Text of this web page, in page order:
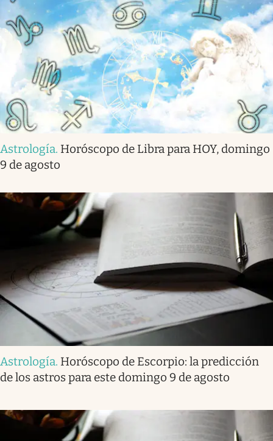
Astrología. Horóscopo de Libra para HOY, domingo
9 de agosto
Astrología. Horóscopo de Escorpio: la predicción
de los astros para este domingo 9 de agosto